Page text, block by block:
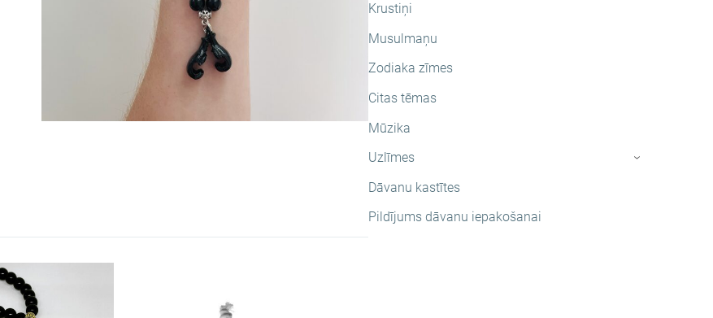
Krustiņi
Musulmaņu
Zodiaka zīmes
Citas tēmas
Mūzika
Uzlīmes
›
Dāvanu kastītes
Pildījums dāvanu iepakošanai